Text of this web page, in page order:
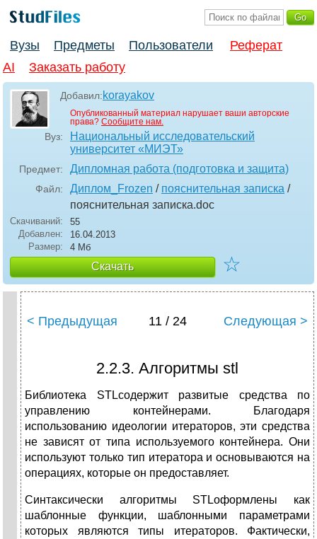
Вузы Предметы Пользователи
Реферат
AI
Заказать работу
Добавил:korayakov
Опубликованный материал нарушает ваши авторские
права? Сообщите нам.
Вуз:
Национальный исследовательский
университет «МИЭТ»
Предмет: Дипломная работа (подготовка и защита)
Файл: Диплом_Frozen / пояснительная записка /
пояснительная записка.doc
Скачиваний:
55
Добавлен:
16.04.2013
Размер:
4 Мб
Скачать ☆
< Предыдущая 11 / 24 Следующая >
2.2.3. Алгоритмы stl
Библиотека STLсодержит развитые средства по
управлению контейнерами. Благодаря
использованию идеологии итераторов, эти средства
не зависят от типа используемого контейнера. Они
используют только тип итератора и основываются на
операциях, которые он предоставляет.
Синтаксически алгоритмы STLоформлены как
шаблонные функции, шаблонными параметрами
которых являются типы итераторов. Фактически,